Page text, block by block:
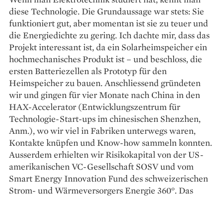
diese Technologie. Die Grundaussage war stets: Sie
funktioniert gut, aber momentan ist sie zu teuer und
die Energiedichte zu gering. Ich dachte mir, dass das
Projekt interessant ist, da ein Solarheimspeicher ein
hochmechanisches Produkt ist – und beschloss, die
ersten Batteriezellen als Prototyp für den
Heimspeicher zu bauen. Anschliessend gründeten
wir und gingen für vier Monate nach China in den
HAX-Accelerator (Entwicklungszentrum für
Technologie-Start-ups im chinesischen Shenzhen,
Anm.), wo wir viel in Fabriken unterwegs waren,
Kontakte knüpfen und Know-how sammeln konnten.
Ausserdem erhielten wir Risikokapital von der US-
amerikanischen VC-Gesellschaft SOSV und vom
Smart Energy Innovation Fund des schweizerischen
Strom- und Wärmeversorgers Energie 360°. Das